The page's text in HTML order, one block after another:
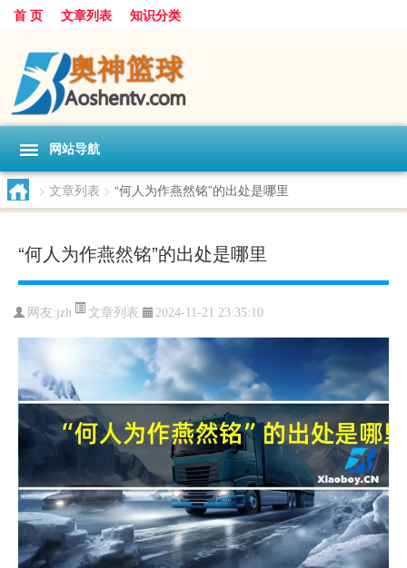
首 页 文章列表 知识分类
网站导航
> 文章列表 > “何人为作燕然铭”的出处是哪里
“何人为作燕然铭”的出处是哪里
网友:jzh 文章列表 2024-11-21 23:35:10